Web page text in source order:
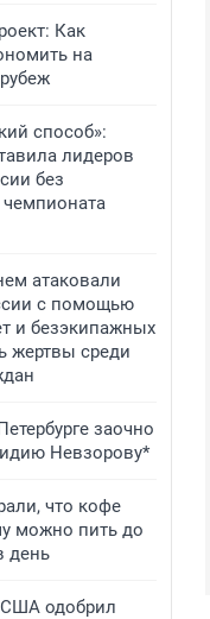
Как
на
способ»:
лидеров
без
атаковали
с помощью
и безэкипажных
жертвы среди
заочно
Невзорову*
что кофе
можно пить до
день
одобрил